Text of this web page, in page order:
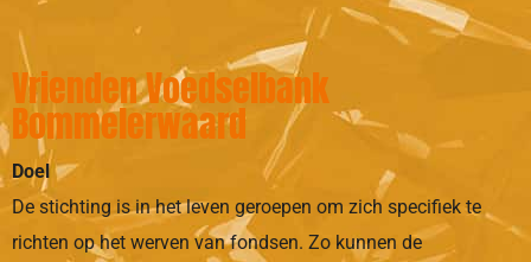
Vrienden Voedselbank
Bommelerwaard
Doel
De stichting is in het leven geroepen om zich specifiek te
richten op het werven van fondsen. Zo kunnen de